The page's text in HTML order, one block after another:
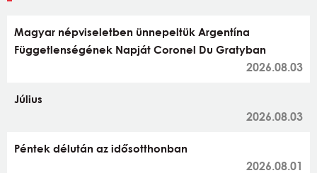
Magyar népviseletben ünnepeltük Argentína
Függetlenségének Napját Coronel Du Gratyban
2026.08.03
Július
2026.08.03
Péntek délután az idősotthonban
2026.08.01